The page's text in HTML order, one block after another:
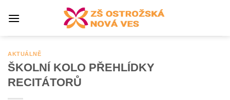
AKTUÁLNĚ
ŠKOLNÍ KOLO PŘEHLÍDKY
RECITÁTORŮ